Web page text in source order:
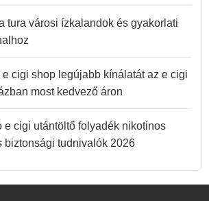
tura városi ízkalandok és gyakorlati
e cigi shop legújabb kínálatát az e cigi
most kedvező áron
e cigi utántöltő folyadék nikotinos
biztonsági tudnivalók 2026